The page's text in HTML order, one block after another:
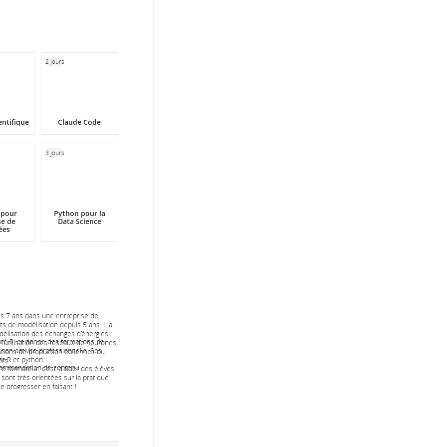
Claude Code
2 jours
de
Python pour la
Data Science
3 jours
7 ans dans une entreprise de
de modélisation depuis 5 ans. Il a
des échanges d’énergies
des réseaux de neurones,
de production éoliennes ou
R, et donne des formations de
activité professionnelle. Ses
R et python.
formateur, c'est d'aider des élèves
très orientées sur la pratique
progresser en faisant !
de contenu